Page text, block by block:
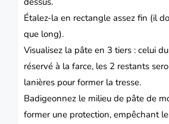
Étalez-la en rectangle assez fin (il
que long).
Visualisez la pâte en 3 tiers : celui
réservé à la farce, les 2 restants
lanières pour former la tresse.
Badigeonnez le milieu de pâte de
former une protection, empêchant